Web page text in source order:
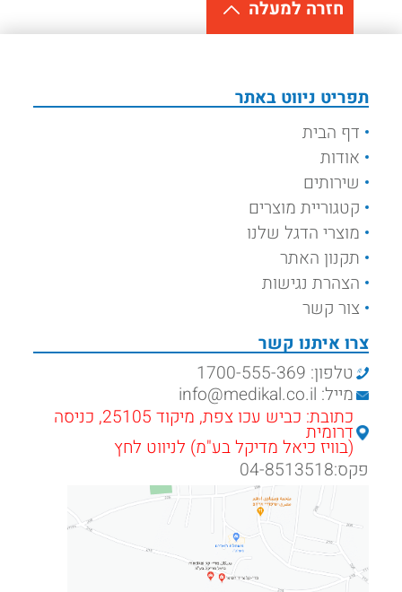
חזרה למעלה
תפריט ניווט באתר
דף הבית
אודות
שירותים
קטגוריית מוצרים
מוצרי הדגל שלנו
תקנון האתר
הצהרת נגישות
צור קשר
צרו איתנו קשר
טלפון: 1700-555-369
מייל: info@medikal.co.il
כתובת: כביש עכו צפת, מיקוד 25105, כניסה
דרומית
(בוויז כיאל מדיקל בע"מ) לניווט לחץ
פקס:04-8513518